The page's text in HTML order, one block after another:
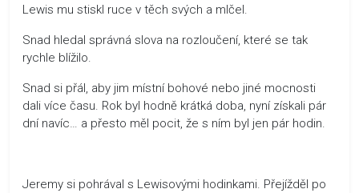
Lewis mu stiskl ruce v těch svých a mlčel.
Snad hledal správná slova na rozloučení, které se tak
rychle blížilo.
Snad si přál, aby jim místní bohové nebo jiné mocnosti
dali více času. Rok byl hodně krátká doba, nyní získali pár
dní navíc… a přesto měl pocit, že s ním byl jen pár hodin.
Jeremy si pohrával s Lewisovými hodinkami. Přejížděl po